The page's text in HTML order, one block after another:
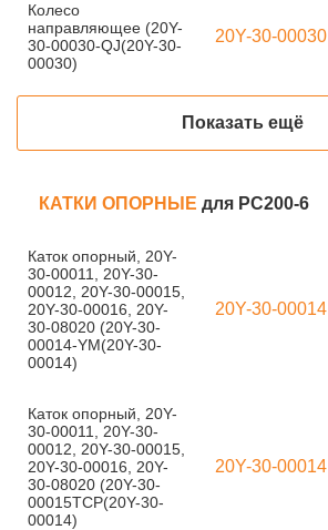
Колесо
направляющее (20Y-
30-00030-QJ(20Y-30-
00030)
20Y-30-00030
Показать ещё
КАТКИ ОПОРНЫЕ для PC200-6
Каток опорный, 20Y-
30-00011, 20Y-30-
00012, 20Y-30-00015,
20Y-30-00016, 20Y-
30-08020 (20Y-30-
00014-YM(20Y-30-
00014)
20Y-30-00014
Каток опорный, 20Y-
30-00011, 20Y-30-
00012, 20Y-30-00015,
20Y-30-00016, 20Y-
30-08020 (20Y-30-
00015TCP(20Y-30-
00014)
20Y-30-00014